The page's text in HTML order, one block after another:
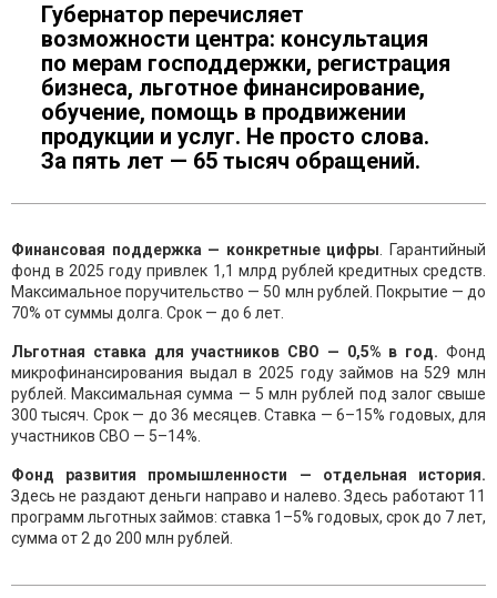
Губернатор перечисляет
возможности центра: консультация
по мерам господдержки, регистрация
бизнеса, льготное финансирование,
обучение, помощь в продвижении
продукции и услуг. Не просто слова.
За пять лет — 65 тысяч обращений.
Финансовая поддержка — конкретные цифры . Гарантийный
фонд в 2025 году привлек 1,1 млрд рублей кредитных средств.
Максимальное поручительство — 50 млн рублей. Покрытие — до
70% от суммы долга. Срок — до 6 лет.
Льготная ставка для участников СВО — 0,5% в год. Фонд
микрофинансирования выдал в 2025 году займов на 529 млн
рублей. Максимальная сумма — 5 млн рублей под залог свыше
300 тысяч. Срок — до 36 месяцев. Ставка — 6–15% годовых, для
участников СВО — 5–14%.
Фонд развития промышленности — отдельная история.
Здесь не раздают деньги направо и налево. Здесь работают 11
программ льготных займов: ставка 1–5% годовых, срок до 7 лет,
сумма от 2 до 200 млн рублей.